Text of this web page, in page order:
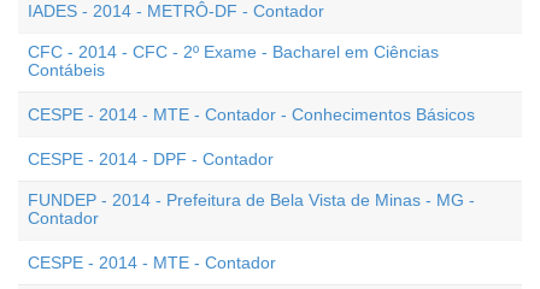
IADES - 2014 - METRÔ-DF - Contador
CFC - 2014 - CFC - 2º Exame - Bacharel em Ciências
Contábeis
CESPE - 2014 - MTE - Contador - Conhecimentos Básicos
CESPE - 2014 - DPF - Contador
FUNDEP - 2014 - Prefeitura de Bela Vista de Minas - MG -
Contador
CESPE - 2014 - MTE - Contador